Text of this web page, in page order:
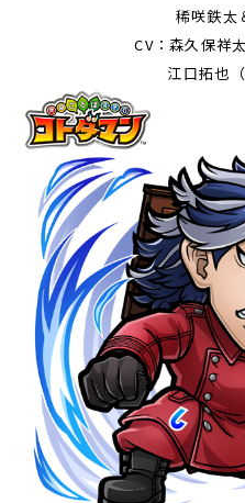
稀咲鉄太
CV：森久保祥
江口拓也